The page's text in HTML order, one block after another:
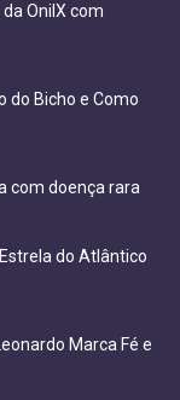
OnilX com
do Bicho e Como
com doença rara
do Atlântico
Marca Fé e